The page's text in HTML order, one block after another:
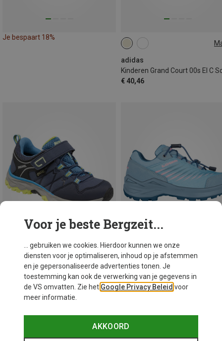
Je bespaart 18%
adidas
€ 40,46
Je bespaart tot 23% Je bespaart 10%
Nieuw
Voor je beste Bergzeit...
... gebruiken we cookies. Hierdoor kunnen we onze
diensten voor je optimaliseren, inhoud op je afstemmen
en je gepersonaliseerde advertenties tonen. Je
toestemming kan ook de verwerking van je gegevens in
de VS omvatten. Zie het Google Privacy Beleid voor
meer informatie.
AKKOORD